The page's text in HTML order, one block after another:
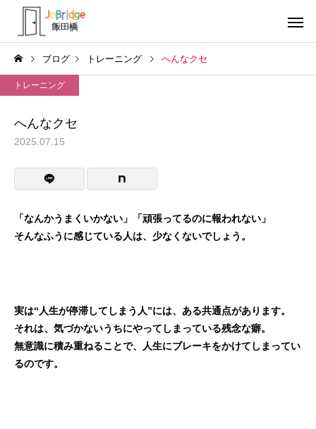
利用者の声
働き続けるための土台 全力禁止のススメ
ブログ トレーニング へんなクセ
トレーニング
へんなクセ
2025.07.15
「なんかうまくいかない」「頑張ってるのに報われない」
そんなふうに感じている人は、少なくないでしょう。
実は“人生が停滞してしまう人”には、ある共通点があります。
それは、気づかないうちにやってしまっている残念な癖。
無意識に積み重ねることで、人生にブレーキをかけてしまってい
るのです。